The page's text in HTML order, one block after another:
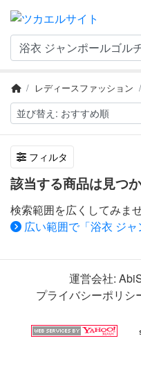
レディースファッション
フィルタ
該当する商品は見つ
検索範囲を広くしてみま
広い範囲で「浴衣 ジ
運営会社:
プライバシーポリシ